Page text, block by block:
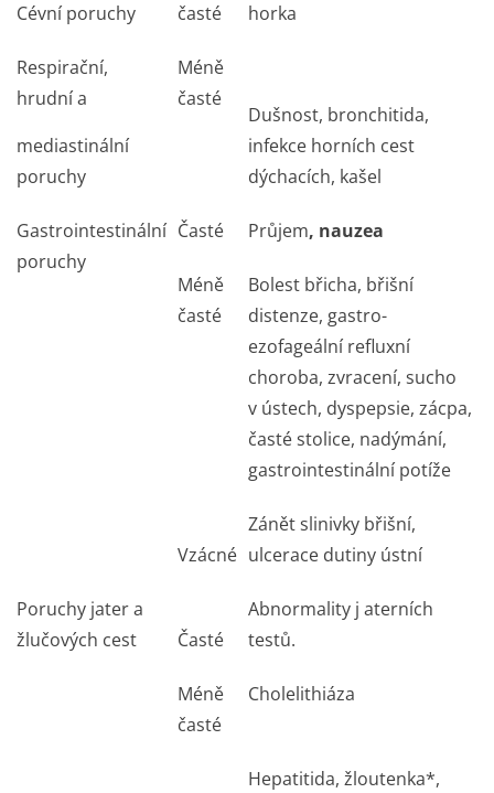
Cévní poruchy
časté
horka
Respirační,
hrudní a
mediastinální
poruchy
Méně
časté
Dušnost, bronchitida,
infekce horních cest
dýchacích, kašel
Gastrointestinální
poruchy
Časté Průjem, nauzea
Méně
časté
Bolest břicha, břišní
distenze, gastro-
ezofageální refluxní
choroba, zvracení, sucho
v ústech, dyspepsie, zácpa,
časté stolice, nadýmání,
gastrointesti­nální potíže
Vzácné
Zánět slinivky břišní,
ulcerace dutiny ústní
Poruchy jater a
žlučových cest
Časté
Abnormality j aterních
testů.
Méně
časté
Cholelithiáza
Hepatitida, žloutenka*,